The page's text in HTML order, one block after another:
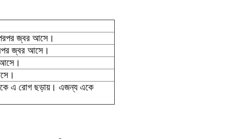
পরপর জ্বর আসে।
জ্বর আসে।
আসে।
এ রোগ ছড়ায়। এজন্য একে